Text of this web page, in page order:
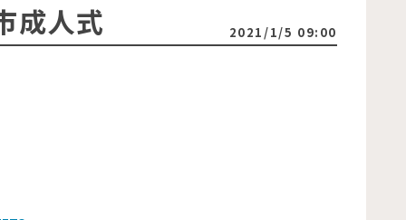
成人式 2021/1/5 09:00